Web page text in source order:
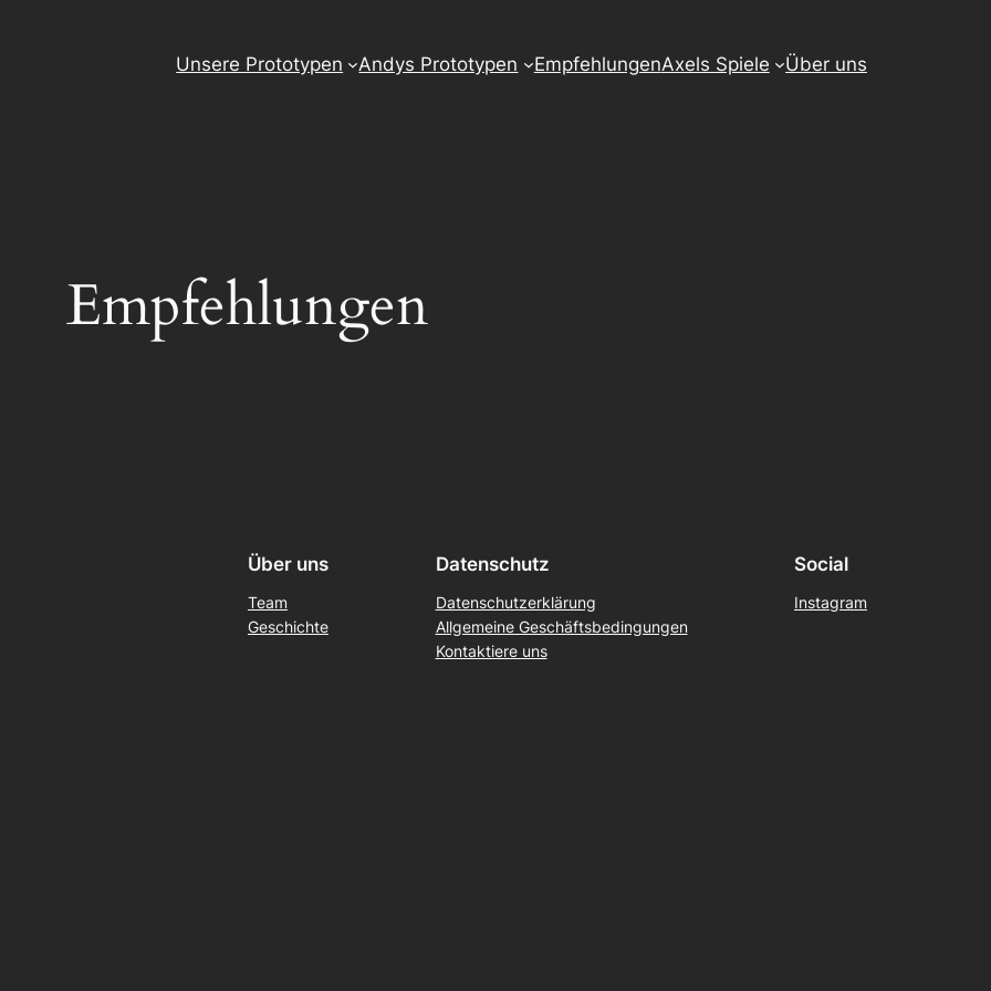
Unsere Prototypen Andys Prototypen EmpfehlungenAxels Spiele Über uns
Empfehlungen
Über uns
Team
Geschichte
Datenschutz
Datenschutzerklärung
Allgemeine Geschäftsbedingungen
Kontaktiere uns
Social
Instagram